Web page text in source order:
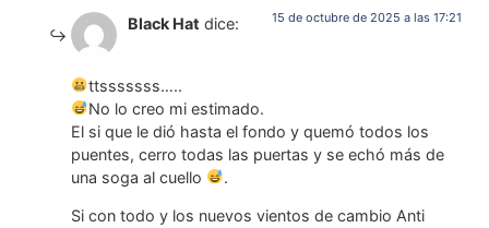
Black Hat dice: 15 de octubre de 2025 a las 17:21
ttsssssss…..
No lo creo mi estimado.
El si que le dió hasta el fondo y quemó todos los
puentes, cerro todas las puertas y se echó más de
una soga al cuello
.
Si con todo y los nuevos vientos de cambio Anti